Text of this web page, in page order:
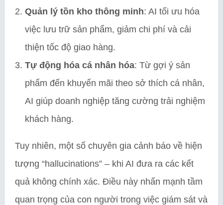
Quản lý tồn kho thông minh: AI tối ưu hóa
việc lưu trữ sản phẩm, giảm chi phí và cải
thiện tốc độ giao hàng.
Tự động hóa cá nhân hóa: Từ gợi ý sản
phẩm đến khuyến mãi theo sở thích cá nhân,
AI giúp doanh nghiệp tăng cường trải nghiệm
khách hàng.
Tuy nhiên, một số chuyên gia cảnh báo về hiện
tượng “hallucinations” – khi AI đưa ra các kết
quả không chính xác. Điều này nhấn mạnh tầm
quan trọng của con người trong việc giám sát và